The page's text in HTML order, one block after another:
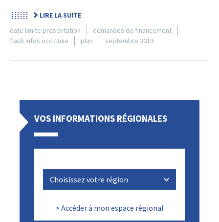
LIRE LA SUITE
date limite presentation
demandes de financement
flash infos occitanie
plan septembre 2019
VOS INFORMATIONS RÉGIONALES
> Accéder à mon espace régional